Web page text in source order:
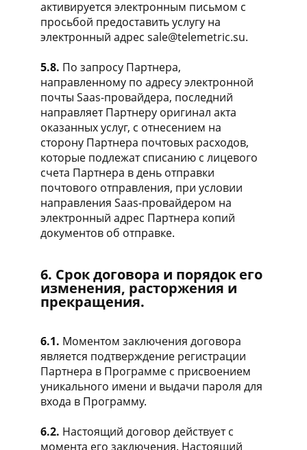
активируется электронным письмом с
просьбой предоставить услугу на
электронный адрес sale@telemetric.su.
5.8. По запросу Партнера,
направленному по адресу электронной
почты Saas-провайдера, последний
направляет Партнеру оригинал акта
оказанных услуг, с отнесением на
сторону Партнера почтовых расходов,
которые подлежат списанию с лицевого
счета Партнера в день отправки
почтового отправления, при условии
направления Saas-провайдером на
электронный адрес Партнера копий
документов об отправке.
6. Срок договора и порядок его
изменения, расторжения и
прекращения.
6.1. Моментом заключения договора
является подтверждение регистрации
Партнера в Программе с присвоением
уникального имени и выдачи пароля для
входа в Программу.
6.2. Настоящий договор действует с
момента его заключения. Настоящий